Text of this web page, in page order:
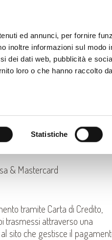
ed annunci, per fornire
inoltre informazioni sul modo
dei dati web, pubblicità e
loro o che hanno raccolto
Statistiche
modules/ecommerce/
tramite bonifico
& Mastercard
tramite Carta di Credito,
trasmessi attraverso una
sito che gestisce il